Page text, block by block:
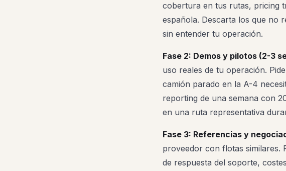
cobertura en tus rutas, pricing
española. Descarta los que no
sin entender tu operación.
Fase 2: Demos y pilotos (2-3
uso reales de tu operación.
camión parado en la A-4
reporting de una semana con
en una ruta representativa
Fase 3: Referencias y
proveedor con flotas similares.
de respuesta del soporte,